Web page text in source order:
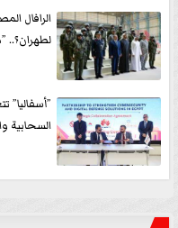
الرافال
السحابية